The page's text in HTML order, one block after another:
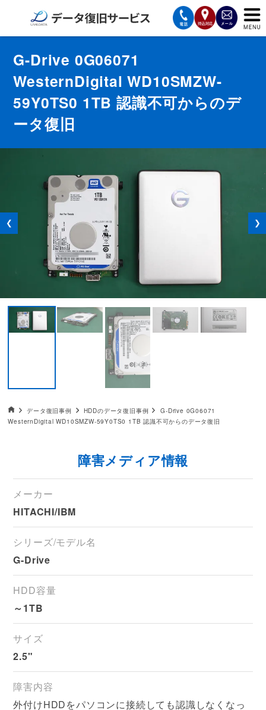
復旧費用と納期
サービスの流れ
お客様の声
会社案内
G-Drive 0G06071
WesternDigital WD10SMZW-
59Y0TS0 1TB 認識不可からのデ
ータ復旧
❮ ❯
データ復旧HOME
データ復旧事例 HDDのデータ復旧事例
G-Drive 0G06071
WesternDigital WD10SMZW-59Y0TS0 1TB 認識不可からのデータ復旧
障害メディア情報
メーカー
HITACHI/IBM
シリーズ/モデル名
G-Drive
HDD容量
～1TB
サイズ
2.5"
障害内容
外付けHDDをパソコンに接続しても認識しなくなっ